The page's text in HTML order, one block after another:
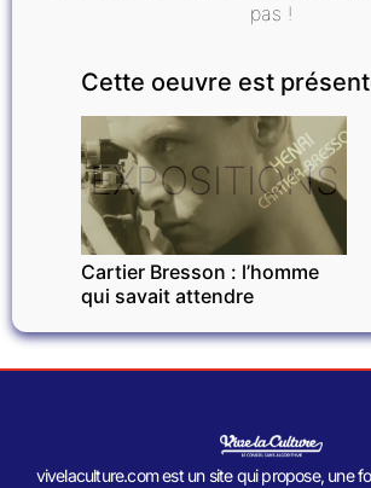
pas !
Cette oeuvre est
EXPOSITIONS
Cartier Bresson : l’homme
qui savait attendre
vivelaculture.com est un site qui propose, une